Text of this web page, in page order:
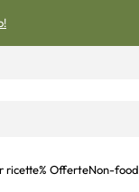
ricette% OfferteNon-food